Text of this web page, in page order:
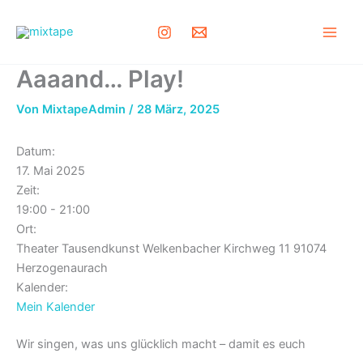
Inhalt
Aaaand… Play!
Von MixtapeAdmin / 28 März, 2025
Datum:
17. Mai 2025
Zeit:
19:00 - 21:00
Ort:
Theater Tausendkunst Welkenbacher Kirchweg 11 91074
Herzogenaurach
Kalender:
Mein Kalender
Wir singen, was uns glücklich macht – damit es euch